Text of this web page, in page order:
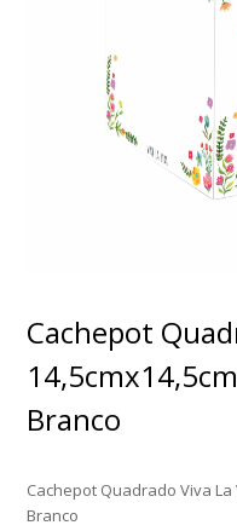
Cachepot
Branco
Cachepot Quadrado Viva La
Branco